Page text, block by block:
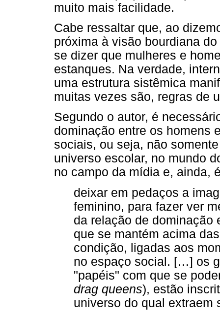
muito mais facilidade.
Cabe ressaltar que, ao
próxima à visão bourdiana
se dizer que mulheres e
estanques. Na verdade,
uma estrutura sistêmica
muitas vezes são, regras de
Segundo o autor, é
dominação entre os homens
sociais, ou seja, não
universo escolar, no mundo
no campo da mídia e, ainda,
deixar em pedaços a
feminino, para fazer ver
da relação de dominação
que se mantém acima
condição, ligadas aos
no espaço social. […] os
"papéis" com que se
drag queens), estão
universo do qual extraem